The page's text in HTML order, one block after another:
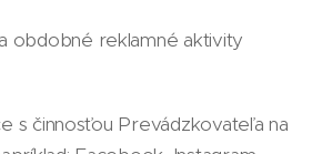
obdobné reklamné aktivity
s činnosťou Prevádzkovateľa na